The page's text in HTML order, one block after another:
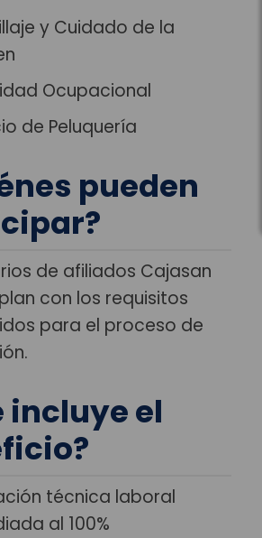
y Cuidado de la
Ocupacional
de Peluquería
pueden
de afiliados Cajasan
con los requisitos
para el proceso de
incluye el
técnica laboral
al 100%